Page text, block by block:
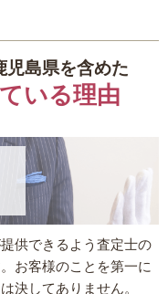
児島県を含めた
いる理由
供できるよう査定士の
お客様のことを第一に
決してありません。